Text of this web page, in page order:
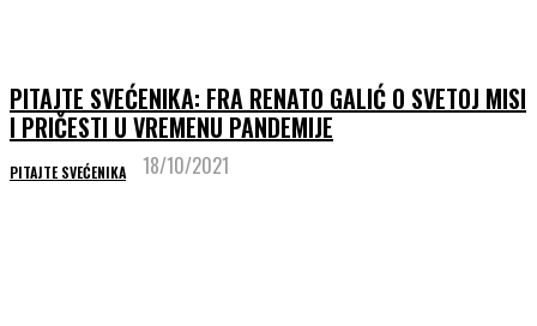
PITAJTE SVEĆENIKA: FRA RENATO GALIĆ O SVETOJ MISI
I PRIČESTI U VREMENU PANDEMIJE
PITAJTE SVEĆENIKA 18/10/2021